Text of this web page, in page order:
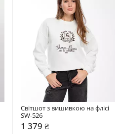
Світшот з вишивкою на флісі
SW-526
1 379 ₴